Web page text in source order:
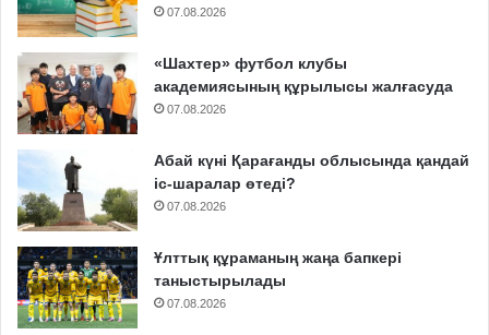
07.08.2026
«Шахтер» футбол клубы
академиясының құрылысы жалғасуда
07.08.2026
Абай күні Қарағанды облысында қандай
іс-шаралар өтеді?
07.08.2026
Ұлттық құраманың жаңа бапкері
таныстырылады
07.08.2026